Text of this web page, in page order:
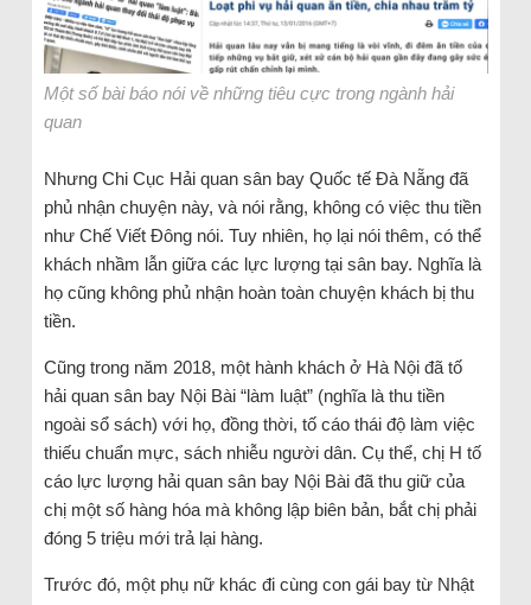
Một số bài báo nói về những tiêu cực trong ngành hải
quan
Nhưng Chi Cục Hải quan sân bay Quốc tế Đà Nẵng đã
phủ nhận chuyện này, và nói rằng, không có việc thu tiền
như Chế Viết Đông nói. Tuy nhiên, họ lại nói thêm, có thể
khách nhầm lẫn giữa các lực lượng tại sân bay. Nghĩa là
họ cũng không phủ nhận hoàn toàn chuyện khách bị thu
tiền.
Cũng trong năm 2018, một hành khách ở Hà Nội đã tố
hải quan sân bay Nội Bài “làm luật” (nghĩa là thu tiền
ngoài sổ sách) với họ, đồng thời, tố cáo thái độ làm việc
thiếu chuẩn mực, sách nhiễu người dân. Cụ thể, chị H tố
cáo lực lượng hải quan sân bay Nội Bài đã thu giữ của
chị một số hàng hóa mà không lập biên bản, bắt chị phải
đóng 5 triệu mới trả lại hàng.
Trước đó, một phụ nữ khác đi cùng con gái bay từ Nhật